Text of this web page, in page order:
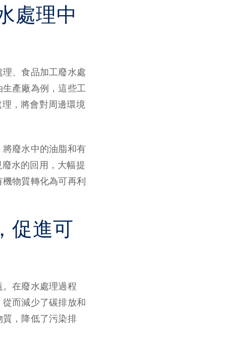
處理中
、食品加工廢水處
產廠為例，這些工
，將會對周邊環境
廢水中的油脂和有
水的回用，大幅提
物質轉化為可再利
促進可
在廢水處理過程
而減少了碳排放和
，降低了污染排